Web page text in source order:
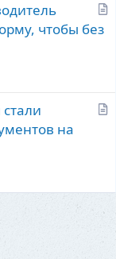
чтобы без
я
на